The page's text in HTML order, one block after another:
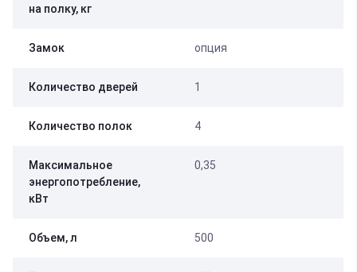
на полку, кг
Замок опция
Количество дверей 1
Количество полок 4
Максимальное
энергопотребление,
кВт
0,35
Объем, л 500